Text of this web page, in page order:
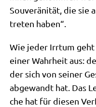
Sou­ve­rä­ni­tät, die sie
tre­ten haben“.
Wie jeder Irr­tum geht
einer Wahr­heit aus:
der sich von sei­ner
abge­wandt hat. Das
che hat für die­sen